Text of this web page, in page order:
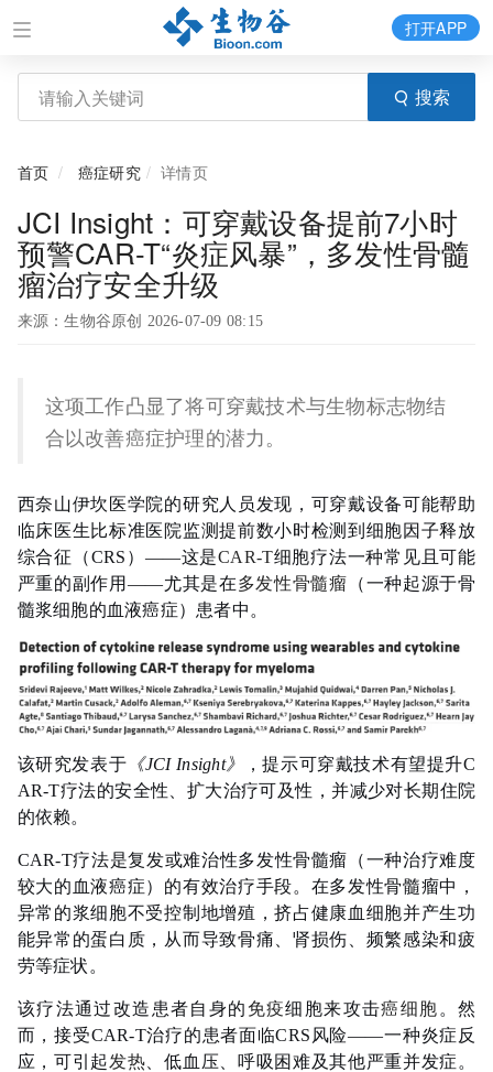
搜索
打开APP
首页 癌症研究 详情页
JCI Insight：可穿戴设备提前7小时
预警CAR-T“炎症风暴”，多发性骨髓
瘤治疗安全升级
来源：生物谷原创 2026-07-09 08:15
这项工作凸显了将可穿戴技术与生物标志物结
合以改善癌症护理的潜力。
西奈山伊坎医学院的研究人员发现，可穿戴设备可能帮助
临床医生比标准医院监测提前数小时检测到细胞因子释放
综合征（CRS）——这是CAR-T细胞疗法一种常见且可能
严重的副作用——尤其是在多发性骨髓瘤 （一种起源于骨
髓浆细胞的血液癌症）患者中。
该研究发表于 《JCI Insight》
，提示可穿戴技术有望提升C
AR-T疗法的安全性、扩大治疗可及性，并减少对长期住院
的依赖。
CAR-T疗法是复发或难治性多发性骨髓瘤（一种治疗难度
较大的血液癌症）的有效治疗手段。在多发性骨髓瘤中，
异常的浆细胞不受控制地增殖，挤占健康血细胞并产生功
能异常的蛋白质，从而导致骨痛、肾损伤、频繁感染和疲
劳等症状。
该疗法通过改造患者自身的 免疫细胞来攻击癌细胞 。然
而，接受CAR-T治疗的患者面临CRS风险——一种炎症反
应，可引起发热 、低血压、呼吸困难及其他严重并发症。